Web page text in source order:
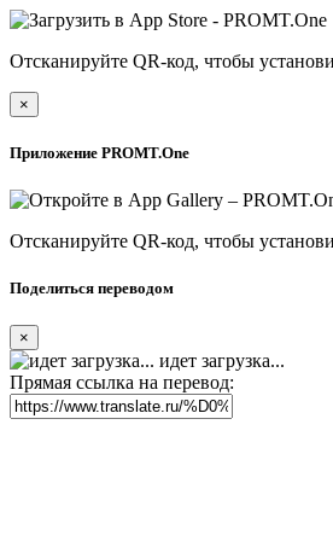
Отсканируйте QR-код, чтобы
×
Приложение PROMT.One
Отсканируйте QR-код, чтобы
Поделиться переводом
×
идет загрузка...
Прямая ссылка на перевод: